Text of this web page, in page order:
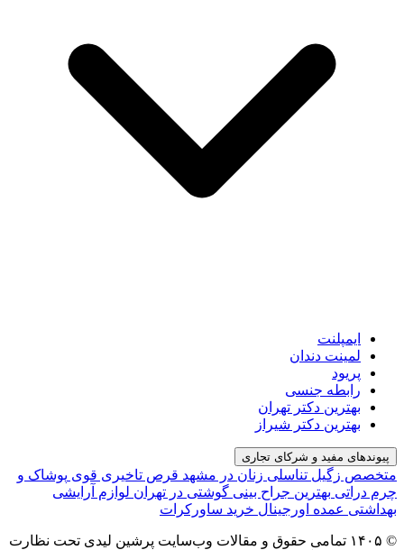
ایمپلنت
لمینت دندان
پریود
رابطه جنسی
بهترین دکتر تهران
بهترین دکتر شیراز
پیوندهای مفید و شرکای تجاری
متخصص زگیل تناسلی زنان در مشهد قرص تاخیری قوی پوشاک و
چرم دراتی بهترین جراح بینی گوشتی در تهران لوازم آرایشی
بهداشتی عمده اورجینال خرید ساورکرات
© ۱۴۰۵ تمامی حقوق و مقالات وب‌سایت پرشین لیدی تحت نظارت